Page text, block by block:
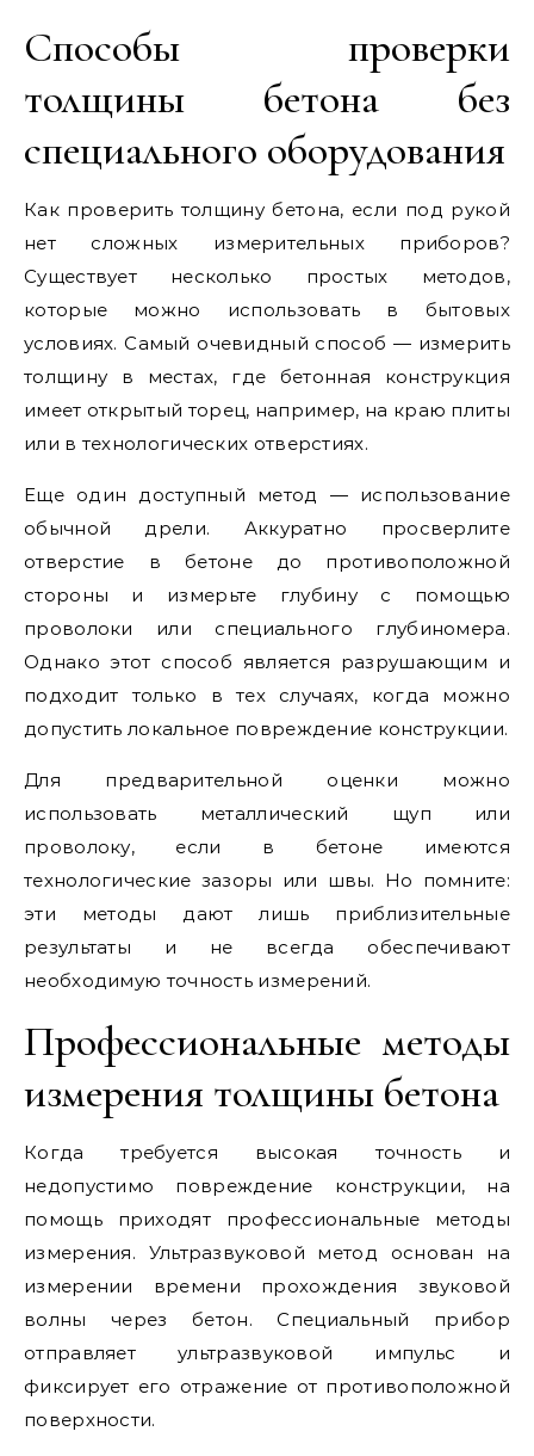
Способы проверки
толщины бетона без
специального оборудования
Как проверить толщину бетона, если под рукой
нет сложных измерительных приборов?
Существует несколько простых методов,
которые можно использовать в бытовых
условиях. Самый очевидный способ — измерить
толщину в местах, где бетонная конструкция
имеет открытый торец, например, на краю плиты
или в технологических отверстиях.
Еще один доступный метод — использование
обычной дрели. Аккуратно просверлите
отверстие в бетоне до противоположной
стороны и измерьте глубину с помощью
проволоки или специального глубиномера.
Однако этот способ является разрушающим и
подходит только в тех случаях, когда можно
допустить локальное повреждение конструкции.
Для предварительной оценки можно
использовать металлический щуп или
проволоку, если в бетоне имеются
технологические зазоры или швы. Но помните:
эти методы дают лишь приблизительные
результаты и не всегда обеспечивают
необходимую точность измерений.
Профессиональные методы
измерения толщины бетона
Когда требуется высокая точность и
недопустимо повреждение конструкции, на
помощь приходят профессиональные методы
измерения. Ультразвуковой метод основан на
измерении времени прохождения звуковой
волны через бетон. Специальный прибор
отправляет ультразвуковой импульс и
фиксирует его отражение от противоположной
поверхности.